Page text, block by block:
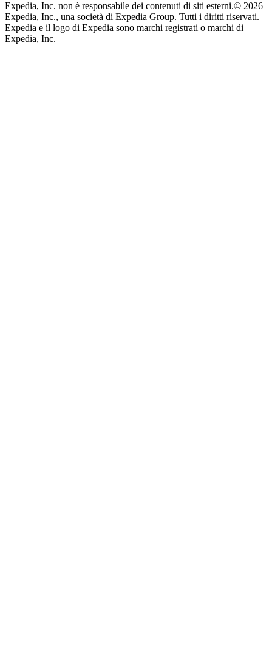
Expedia, Inc. non è responsabile dei contenuti di siti esterni.© 2026
Expedia, Inc., una società di Expedia Group. Tutti i diritti riservati.
Expedia e il logo di Expedia sono marchi registrati o marchi di
Expedia, Inc.